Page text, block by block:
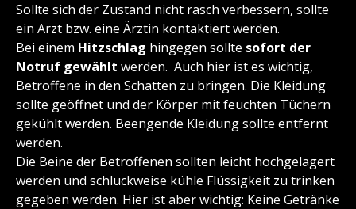
Sollte sich der Zustand nicht rasch verbessern, sollte
ein Arzt bzw. eine Ärztin kontaktiert werden.
Bei einem Hitzschlag hingegen sollte sofort der
Notruf gewählt werden. Auch hier ist es wichtig,
Betroffene in den Schatten zu bringen. Die Kleidung
sollte geöffnet und der Körper mit feuchten Tüchern
gekühlt werden. Beengende Kleidung sollte entfernt
werden.
Die Beine der Betroffenen sollten leicht hochgelagert
werden und schluckweise kühle Flüssigkeit zu trinken
gegeben werden. Hier ist aber wichtig: Keine Getränke